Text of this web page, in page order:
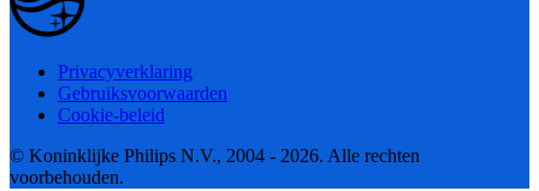
Privacyverklaring
Gebruiksvoorwaarden
Cookie-beleid
© Koninklijke Philips N.V., 2004 - 2026. Alle rechten
voorbehouden.